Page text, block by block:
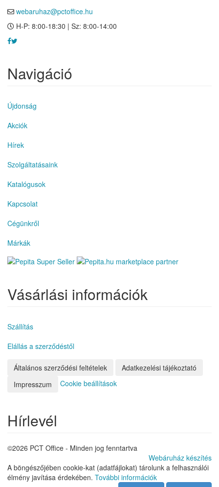
webaruhaz@pctoffice.hu
H-P: 8:00-18:30 | Sz: 8:00-14:00
Navigáció
Újdonság
Akciók
Hírek
Szolgáltatásaink
Katalógusok
Kapcsolat
Cégünkről
Márkák
marketplace partner
Vásárlási információk
Szállítás
Elállás a szerződéstől
Általános szerződési feltételek
Adatkezelési tájékoztató
Impresszum
Cookie beállítások
Hírlevél
©2026 PCT Office - Minden jog fenntartva
Webáruház készítés
A böngészőjében cookie-kat (adatfájlokat) tárolunk a felhasználói
élmény javítása érdekében. További információk